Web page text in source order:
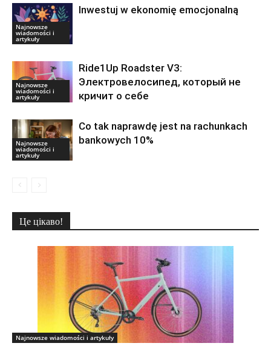
Najnowsze
wiadomości i
artykuły
Inwestuj w ekonomię emocjonalną
Najnowsze
wiadomości i
artykuły
Ride1Up Roadster V3:
Электровелосипед, который не
кричит о себе
Najnowsze
wiadomości i
artykuły
Co tak naprawdę jest na rachunkach
bankowych 10%
Це цікаво!
Najnowsze wiadomości i artykuły